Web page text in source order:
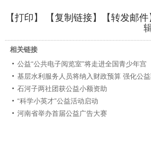
【打印】 【复制链接】【转发邮件
相关链接
公益“公共电子阅览室”将走进全国青少年宫
基层水利服务人员将纳入财政预算 强化公
石河子两社团获公益小额资助
“科学小英才”公益活动启动
河南省举办首届公益广告大赛